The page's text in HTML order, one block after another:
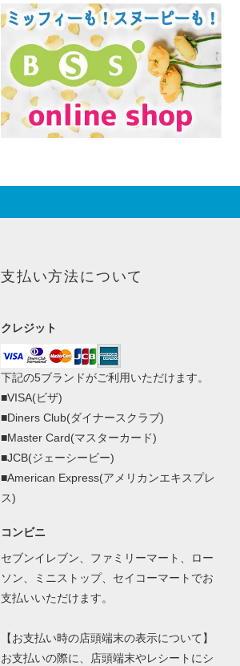
支払い方法について
クレジット
下記の5ブランドがご利用いただけます。
■VISA(ビザ)
■Diners Club(ダイナースクラブ)
■Master Card(マスターカード)
■JCB(ジェーシービー)
■American Express(アメリカンエキスプレ
ス)
コンビニ
セブンイレブン、ファミリーマート、ロー
ソン、ミニストップ、セイコーマートでお
支払いいただけます。
【お支払い時の店頭端末の表示について】
お支払いの際に、店頭端末やレシートにシ